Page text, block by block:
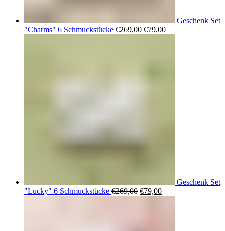
Geschenk Set
"Charms" 6 Schmuckstücke €269,00 Ursprünglicher
€79,00Aktueller
Geschenk Set
"Lucky" 6 Schmuckstücke €269,00 Ursprünglicher
€79,00Aktueller